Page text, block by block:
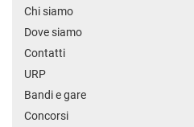
Chi siamo
Dove siamo
Contatti
URP
Bandi e gare
Concorsi